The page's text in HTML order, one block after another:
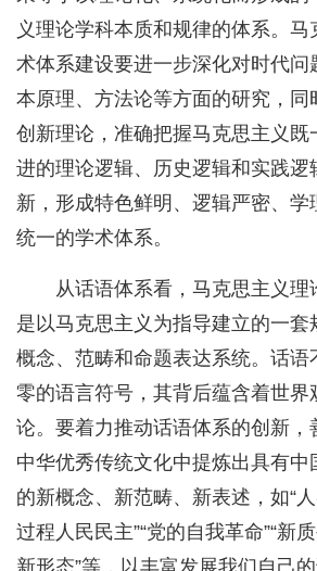
义理论学科本质和规律的体系。马
术体系建设要进一步深化对时代问
本原理、方法论等方面的研究，同
创新理论，准确把握马克思主义既
进的理论逻辑、历史逻辑和实践逻
新，形成特色鲜明、逻辑严密、学
统一的学术体系。
从话语体系看，马克思主义理
是以马克思主义为指导建立的一套
概念、范畴和命题表达系统。话语
零的语言符号，其背后蕴含着世界
论。要着力推动话语体系的创新，
中华优秀传统文化中提炼出具有中
的新概念、新范畴、新表述，如“
过程人民民主”“党的自我革命”“新